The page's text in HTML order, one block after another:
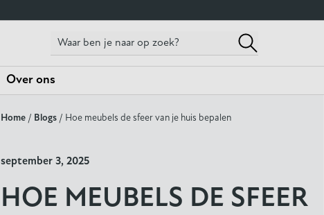
Over ons
Home / Blogs / Hoe meubels de sfeer van je huis bepalen
september 3, 2025
HOE MEUBELS DE SFEER